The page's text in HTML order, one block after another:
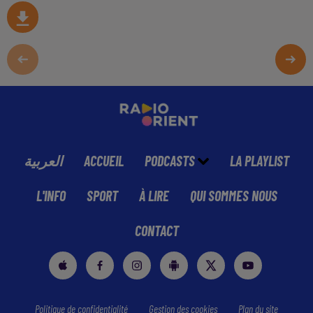
العربية ACCUEIL PODCASTS LA PLAYLIST
L'INFO SPORT À LIRE QUI SOMMES NOUS
CONTACT
Politique de confidentialité Gestion des cookies Plan du site